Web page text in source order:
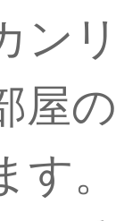
ン
屋
す